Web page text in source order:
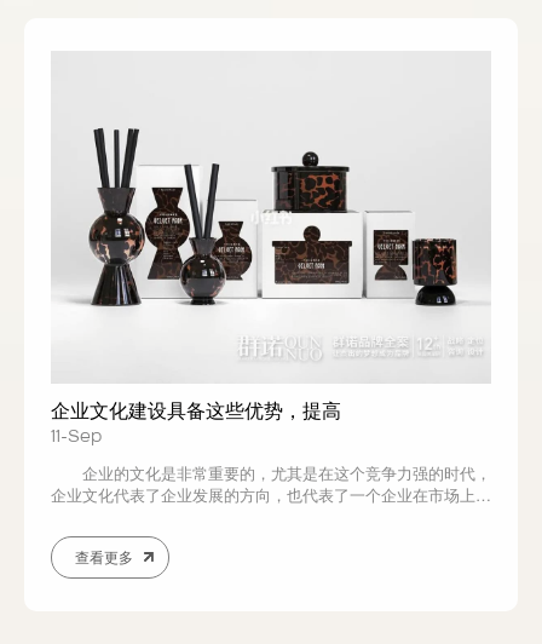
企业文化建设具备这些优势，提高
11-Sep
企业的文化是非常重要的，尤其是在这个竞争力强的时代，
企业文化代表了企业发展的方向，也代表了一个企业在市场上的
环节，实际上针对这个建设所带来的优势也是非常大的，也是企
业必须要了解的一个方面。 企业文化建设所呈现出来的优势
体现在很多方面，首先能让企业的发展有一个...
查看更多